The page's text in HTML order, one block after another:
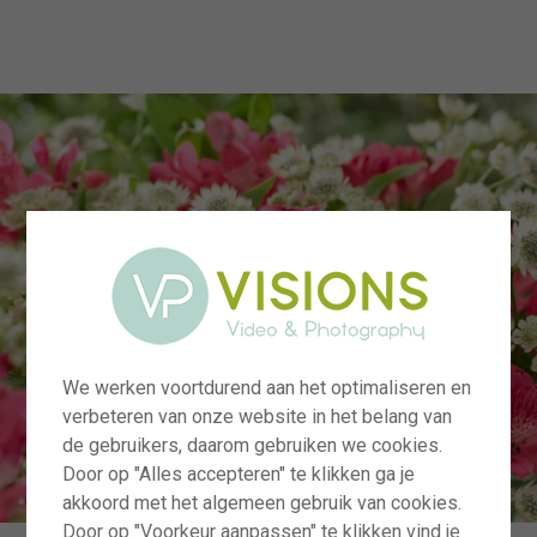
We werken voortdurend aan het optimaliseren en
verbeteren van onze website in het belang van
de gebruikers, daarom gebruiken we cookies.
Door op "Alles accepteren" te klikken ga je
akkoord met het algemeen gebruik van cookies.
Door op "Voorkeur aanpassen" te klikken vind je